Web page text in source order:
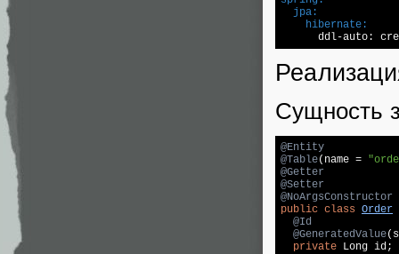
  jpa:
    hibernate:
ddl-auto:
Сущность
@Entity
@Table(name =
@Getter
@Setter
@NoArgsConstructor
public class Order
@Id
@GeneratedValue
private Long id;